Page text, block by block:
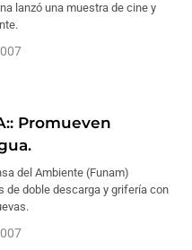
lanzó una muestra de cine y
Promueven
del Ambiente (Funam)
de doble descarga y grifería con